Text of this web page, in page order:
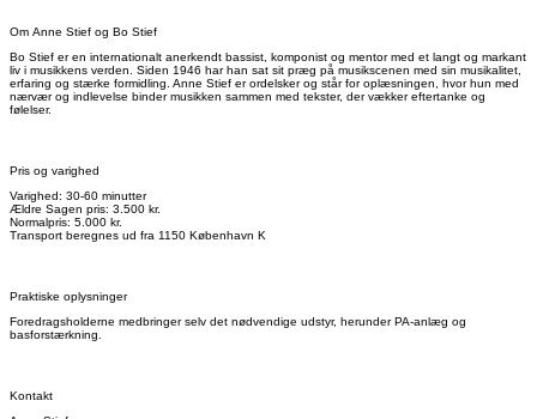
Om Anne Stief og Bo Stief
Bo Stief er en internationalt anerkendt bassist, komponist og mentor med et langt og markant
liv i musikkens verden. Siden 1946 har han sat sit præg på musikscenen med sin musikalitet,
erfaring og stærke formidling. Anne Stief er ordelsker og står for oplæsningen, hvor hun med
nærvær og indlevelse binder musikken sammen med tekster, der vækker eftertanke og
følelser.
Pris og varighed
Varighed: 30-60 minutter
Ældre Sagen pris: 3.500 kr.
Normalpris: 5.000 kr.
Transport beregnes ud fra 1150 København K
Praktiske oplysninger
Foredragsholderne medbringer selv det nødvendige udstyr, herunder PA-anlæg og
basforstærkning.
Kontakt